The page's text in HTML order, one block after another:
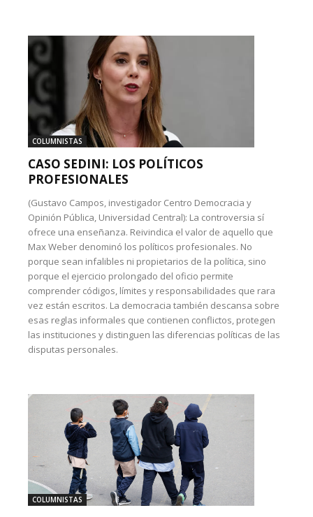
COLUMNISTAS
CASO SEDINI: LOS POLÍTICOS
PROFESIONALES
(Gustavo Campos, investigador Centro Democracia y
Opinión Pública, Universidad Central): La controversia sí
ofrece una enseñanza. Reivindica el valor de aquello que
Max Weber denominó los políticos profesionales. No
porque sean infalibles ni propietarios de la política, sino
porque el ejercicio prolongado del oficio permite
comprender códigos, límites y responsabilidades que rara
vez están escritos. La democracia también descansa sobre
esas reglas informales que contienen conflictos, protegen
las instituciones y distinguen las diferencias políticas de las
disputas personales.
COLUMNISTAS